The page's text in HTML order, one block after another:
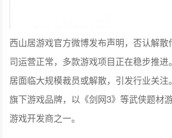
西山居游戏官方微博发布声明，否认解
司运营正常，多款游戏项目正在稳步推
居面临大规模裁员或解散，引发行业关
旗下游戏品牌，以《剑网3》等武侠题材
游戏开发商之一。